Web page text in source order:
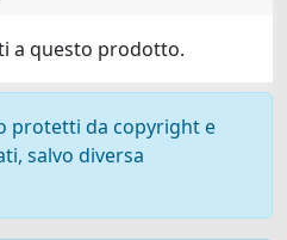
a questo prodotto.
protetti da copyright e
salvo diversa